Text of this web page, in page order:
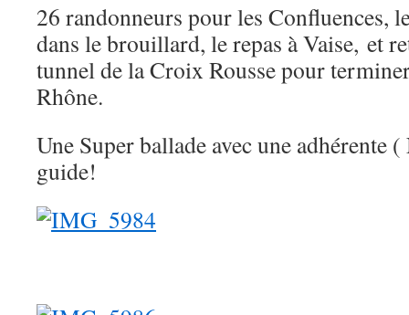
26 randonneurs pour les Confluences,
dans le brouillard, le repas à Vaise, et
tunnel de la Croix Rousse pour
Rhône.
Une Super ballade avec une adhérente
guide!